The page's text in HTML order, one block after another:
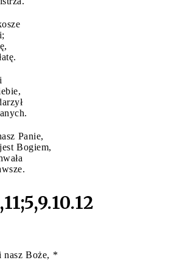
Panie,
Bogiem,
nasz Boże, *